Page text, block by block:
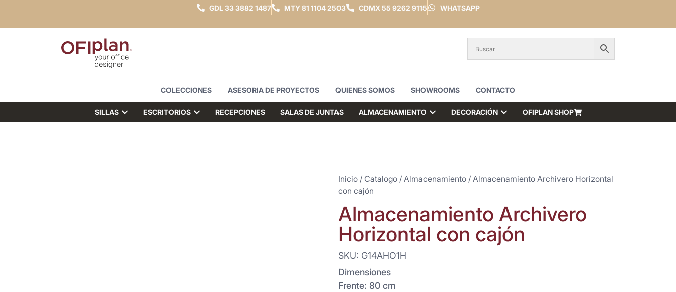
GDL33 3882 1487 MTY81 1104 2503 CDMX 55 9262 9115 WHATSAPP
COLECCIONES ASESORIA DE PROYECTOS QUIENES SOMOS SHOWROOMS CONTACTO
SILLAS ESCRITORIOS RECEPCIONES SALAS DE JUNTAS ALMACENAMIENTO DECORACIÓN OFIPLAN SHOP
Inicio / Catalogo / Almacenamiento / Almacenamiento Archivero Horizontal
con cajón
Almacenamiento Archivero
Horizontal con cajón
SKU: G14AHO1H
Dimensiones
Frente: 80 cm